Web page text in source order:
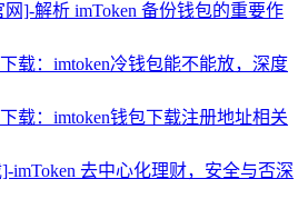
网]-解析 imToken 备份钱包的重要作
载：imtoken冷钱包能不能放，深度
载：imtoken钱包下载注册地址相关
imToken 去中心化理财，安全与否深